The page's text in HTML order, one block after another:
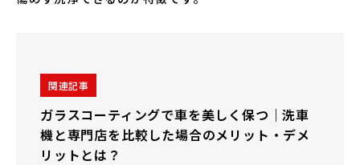
関連記事
ガラスコーティングで車を美しく保つ｜洗車
機と専門店を比較した場合のメリット・デメ
リットとは？